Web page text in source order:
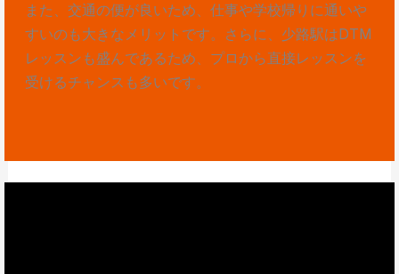
また、交通の便が良いため、仕事や学校帰りに通いや
すいのも大きなメリットです。さらに、少路駅はDTM
レッスンも盛んであるため、プロから直接レッスンを
受けるチャンスも多いです。